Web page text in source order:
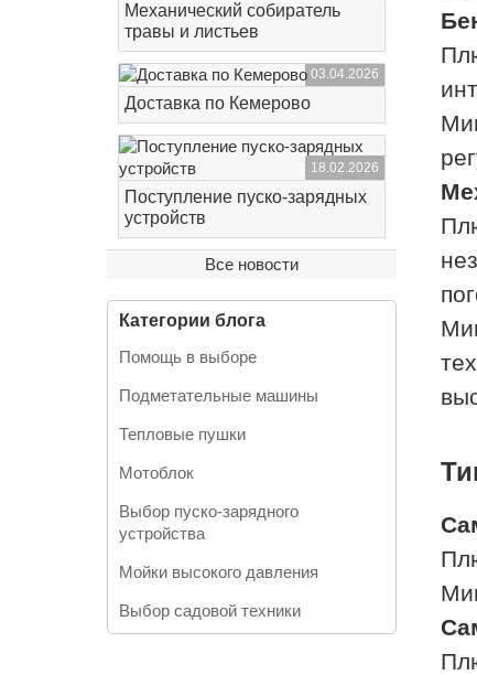
Механический собиратель
травы и листьев
03.04.2026
Доставка по Кемерово
18.02.2026
Поступление пуско-зарядных
устройств
Все новости
Категории блога
Помощь в выборе
Подметательные машины
Тепловые пушки
Мотоблок
Выбор пуско-зарядного
устройства
Мойки высокого давления
Выбор садовой техники